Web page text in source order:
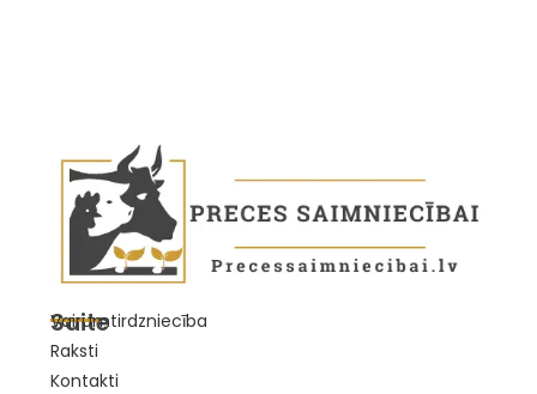
Saite
Vairumtirdzniecība
Raksti
Kontakti